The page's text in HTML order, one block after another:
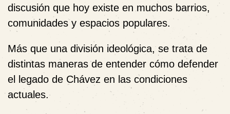
discusión que hoy existe en muchos barrios,
comunidades y espacios populares.
Más que una división ideológica, se trata de
distintas maneras de entender cómo defender
el legado de Chávez en las condiciones
actuales.